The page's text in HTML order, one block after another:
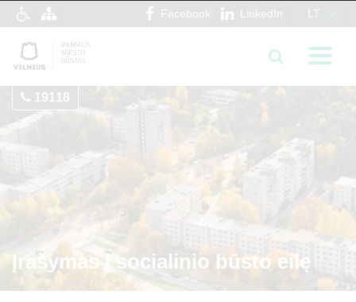
Facebook LinkedIn LT
19118
Įrašymas į socialinio būsto eilę